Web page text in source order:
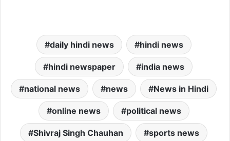
daily hindi news hindi news
hindi newspaper india news
national news news News in Hindi
online news political news
Shivraj Singh Chauhan sports news